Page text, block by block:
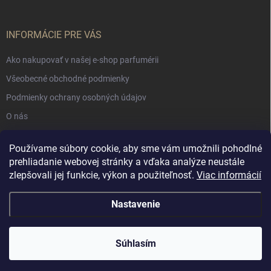
Používame súbory cookie, aby sme vám umožnili pohodlné
prehliadanie webovej stránky a vďaka analýze neustále
zlepšovali jej funkcie, výkon a použiteľnosť. Viac informácií
Nastavenie
Súhlasím
INFORMÁCIE PRE VÁS
Ako nakupovať v našej e-shop parfumérii
Všeobecné obchodné podmienky
Podmienky ochrany osobných údajov
O nás
NÁKUPNÝ KOŠÍK
0 ks /€0
Muschio Perfumery